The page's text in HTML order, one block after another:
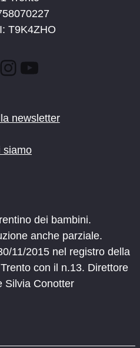
T9K4ZHO
Instagram
YouTube
newsletter
siamo
dei bambini.
anche parziale.
11/2015 nel registro della
con il n.13. Direttore
Silvia Conotter